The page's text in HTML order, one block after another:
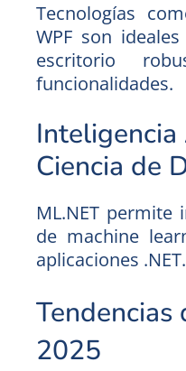
Tecnologías
WPF son
escritorio
funcionalidades.
Ciencia de
ML.NET permite
de machine
aplicaciones .NET.
Tendencias
2025